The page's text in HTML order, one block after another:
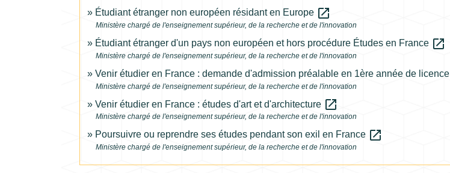
Étudiant étranger non européen résidant en Europe open_in_new
Ministère chargé de l'enseignement supérieur, de la recherche et de l'innovation
Étudiant étranger d'un pays non européen et hors procédure Études en France open_in_new
Ministère chargé de l'enseignement supérieur, de la recherche et de l'innovation
Venir étudier en France : demande d'admission préalable en 1ère année de licence
Ministère chargé de l'enseignement supérieur, de la recherche et de l'innovation
Venir étudier en France : études d'art et d'architecture open_in_new
Ministère chargé de l'enseignement supérieur, de la recherche et de l'innovation
Poursuivre ou reprendre ses études pendant son exil en France open_in_new
Ministère chargé de l'enseignement supérieur, de la recherche et de l'innovation